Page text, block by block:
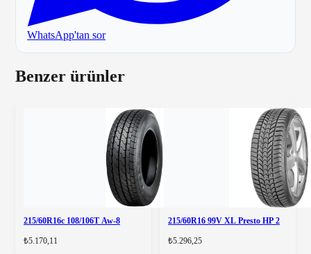
WhatsApp'tan sor
Benzer ürünler
215/60R16c 108/106T Aw-8
₺5.170,11
215/60R16 99V XL Presto HP 2
₺5.296,25